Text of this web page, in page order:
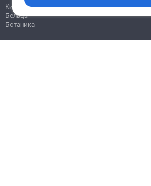
Кишинёв
Бельцы
Ботаника